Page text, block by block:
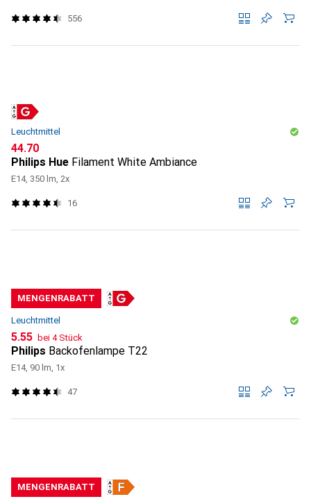
556
Leuchtmittel
CHF
44.70
Philips Hue Filament White Ambiance
E14, 350 lm, 2x
16
MENGENRABATT
Leuchtmittel
CHF
5.55 bei 4 Stück
Philips Backofenlampe T22
E14, 90 lm, 1x
47
MENGENRABATT